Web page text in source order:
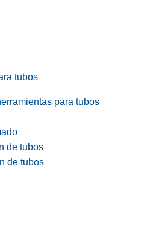
tubos
para tubos
de tubos
de tubos